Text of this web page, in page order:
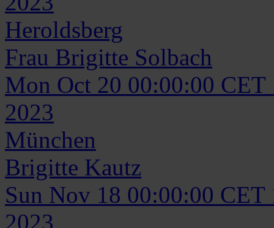
Heroldsberg
Frau Brigitte Solbach
Mon Oct 20 00:00:00 CET
2023
München
Brigitte Kautz
Sun Nov 18 00:00:00 CET
2023